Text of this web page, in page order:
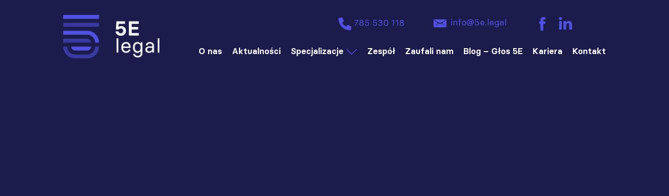
785 530 118 info@5e.legal
O nas Aktualności Specjalizacje Zespół Zaufali nam Blog – Głos 5E Kariera Kontakt